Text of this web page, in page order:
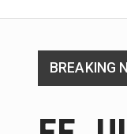
BREAKING